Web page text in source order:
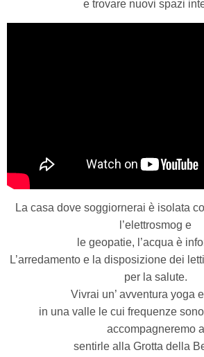
e trovare nuovi spazi
La casa dove soggiornerai è isolata
l’elettrosmog e
le geopatie, l’acqua è
L’arredamento e la disposizione dei
per la salute.
Vivrai un’ avventura yoga
in una valle le cui frequenze
accompagneremo a
sentirle alla Grotta della